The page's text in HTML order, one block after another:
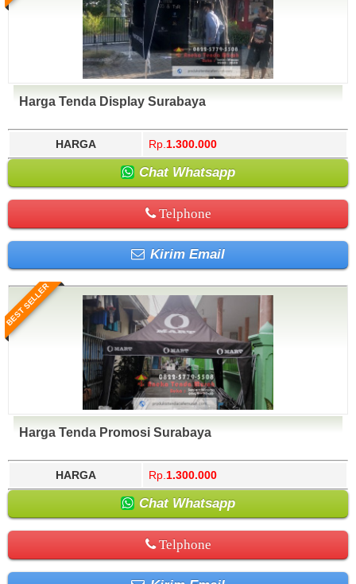
Harga Tenda Display Surabaya
HARGA Rp. 1.300.000
Chat Whatsapp
Telphone
Kirim Email
BEST SELLER
Harga Tenda Promosi Surabaya
HARGA Rp. 1.300.000
Chat Whatsapp
Telphone